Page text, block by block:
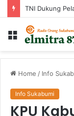
Menu
Home / Info
Info Sukabumi
KPU